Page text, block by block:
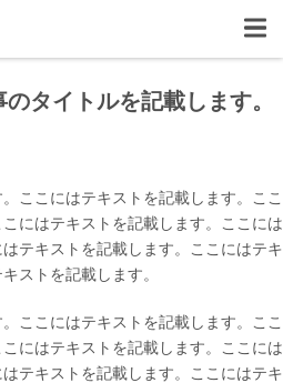
タイトルを記載します。
ここにはテキストを記載します。ここ
にはテキストを記載します。ここには
テキストを記載します。ここにはテキ
ストを記載します。
ここにはテキストを記載します。ここ
にはテキストを記載します。ここには
テキストを記載します。ここにはテキ